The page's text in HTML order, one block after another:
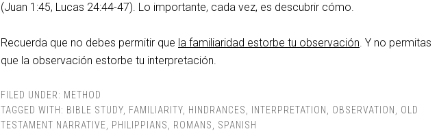
(Juan 1:45, Lucas 24:44-47). Lo importante, cada vez, es descubrir cómo.
Recuerda que no debes permitir que la familiaridad estorbe tu observación. Y no permitas
que la observación estorbe tu interpretación.
FILED UNDER: METHOD
TAGGED WITH: BIBLE STUDY FAMILIARITY HINDRANCES INTERPRETATION OBSERVATION
OLD
TESTAMENT NARRATIVE
PHILIPPIANS ROMANS SPANISH